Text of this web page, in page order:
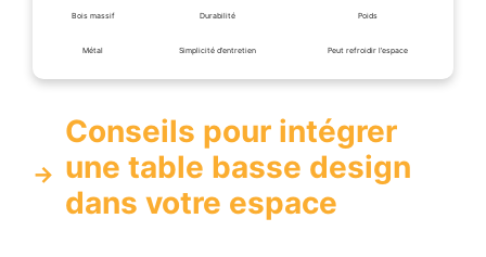
Bois massif Durabilité Poids
Métal Simplicité d’entretien Peut refroidir l’espace
Conseils pour intégrer
une table basse design
dans votre espace